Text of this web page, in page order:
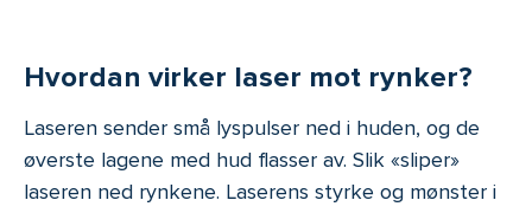
Hvordan virker laser mot rynker?
Laseren sender små lyspulser ned i huden, og de
øverste lagene med hud flasser av. Slik «sliper»
laseren ned rynkene. Laserens styrke og mønster i